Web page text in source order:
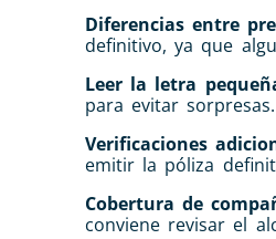
Diferencias entre
definitivo, ya que
Leer la letra
para evitar sorpresas.
Verificaciones
emitir la póliza
Cobertura de
conviene revisar el